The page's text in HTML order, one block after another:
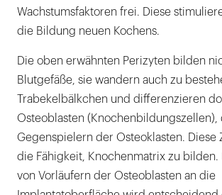
Wachstumsfaktoren frei. Diese
die Bildung neuen Kochens.
Die oben erwähnten Perizyten bilden
Blutgefäße, sie wandern auch zu
Trabekelbälkchen und differenzieren
Osteoblasten (Knochenbildungszellen),
Gegenspielern der Osteoklasten. Diese
die Fähigkeit, Knochenmatrix zu bilden.
von Vorläufern der Osteoblasten an die